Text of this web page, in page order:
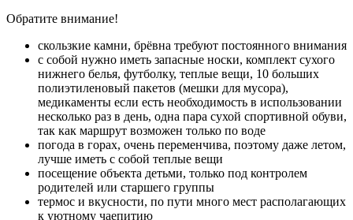
Обратите внимание!
скользкие камни, брёвна требуют постоянного внимания
с собой нужно иметь запасные носки, комплект сухого
нижнего белья, футболку, теплые вещи, 10 больших
полиэтиленовый пакетов (мешки для мусора),
медикаменты если есть необходимость в использовании
несколько раз в день, одна пара сухой спортивной обуви,
так как маршрут возможен только по воде
погода в горах, очень переменчива, поэтому даже летом,
лучше иметь с собой теплые вещи
посещение объекта детьми, только под контролем
родителей или старшего группы
термос и вкусности, по пути много мест располагающих
к уютному чаепитию